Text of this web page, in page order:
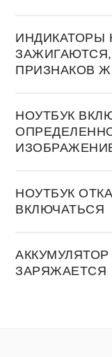
ИНДИКАТОРЫ
ПРИЗНАКОВ
НОУТБУК
НОУТБУК
ВКЛЮЧАТЬСЯ
ЗАРЯЖАЕТСЯ